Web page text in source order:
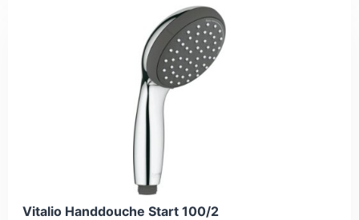
Vitalio Handdouche Start 100/2